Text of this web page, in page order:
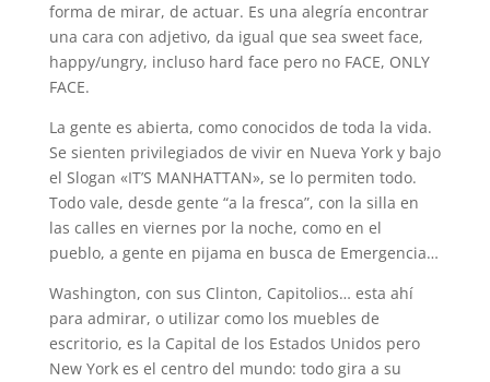
forma de mirar, de actuar. Es una alegría encontrar
una cara con adjetivo, da igual que sea sweet face,
happy/ungry, incluso hard face pero no FACE, ONLY
FACE.
La gente es abierta, como conocidos de toda la vida.
Se sienten privilegiados de vivir en Nueva York y bajo
el Slogan «IT’S MANHATTAN», se lo permiten todo.
Todo vale, desde gente “a la fresca”, con la silla en
las calles en viernes por la noche, como en el
pueblo, a gente en pijama en busca de Emergencia…
Washington, con sus Clinton, Capitolios… esta ahí
para admirar, o utilizar como los muebles de
escritorio, es la Capital de los Estados Unidos pero
New York es el centro del mundo: todo gira a su